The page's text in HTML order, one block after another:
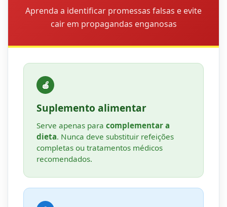
Aprenda a identificar promessas falsas e evite
cair em propagandas enganosas
🍎
Suplemento alimentar
Serve apenas para complementar a
dieta. Nunca deve substituir refeições
completas ou tratamentos médicos
recomendados.